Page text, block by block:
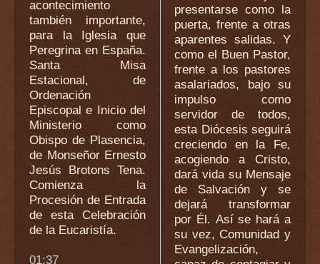
acontecimiento
también importante,
para la Iglesia que
Peregrina en España.
Santa Misa
Estacional, de
Ordenación
Episcopal e Inicio del
Ministerio como
Obispo de Plasencia,
de Monseñor Ernesto
Jesús Brotons Tena.
Comienza la
Procesión de Entrada
de esta Celebración
de la Eucaristía.
01:37
presentarse como la
puerta, frente a otras
aparentes salidas. Y
como el Buen Pastor,
frente a los pastores
asalariados, bajo su
impulso como
servidor de todos,
esta Diócesis seguirá
creciendo en la Fe,
acogiendo a Cristo,
dará vida su Mensaje
de Salvación y se
dejará transformar
por Él. Así se hará a
su vez, Comunidad y
Evangelización,